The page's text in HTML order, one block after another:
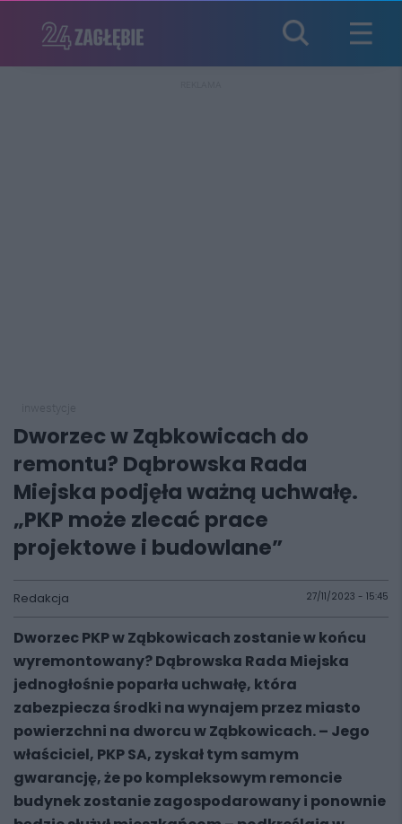
Dworzec w Ząbkowicach do
remontu? Dąbrowska Rada
Miejska podjęła ważną uchwałę.
„PKP może zlecać prace
projektowe i budowlane”
Redakcja 27/11/2023 - 15:45
Dworzec PKP w Ząbkowicach zostanie w końcu
wyremontowany? Dąbrowska Rada Miejska
jednogłośnie poparła uchwałę, która
zabezpiecza środki na wynajem przez miasto
powierzchni na dworcu w Ząbkowicach. – Jego
właściciel, PKP SA, zyskał tym samym
gwarancję, że po kompleksowym remoncie
budynek zostanie zagospodarowany i ponownie